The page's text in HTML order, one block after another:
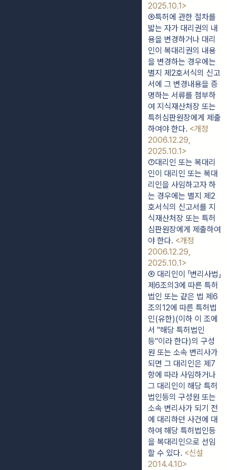
2025.10.1>
⑥특허에 관한 절차를
밟는 자가 대리권의 내
용을 변경하거나 대리
인이 복대리권의 내용
을 변경하는 경우에는
별지 제2호서식의 신고
서에 그 변경내용을 증
명하는 서류를 첨부하
여 지식재산처장 또는
특허심판원장에게 제출
하여야 한다. <개정
2006.12.29,
2025.10.1>
⑦대리인 또는 복대리
인이 대리인 또는 복대
리인을 사임하고자 하
는 경우에는 별지 제2
호서식의 신고서를 지
식재산처장 또는 특허
심판원장에게 제출하여
야 한다. <개정
2006.12.29,
2025.10.1>
⑧ 대리인이 「변리사법」
제6조의3에 따른 특허
법인 또는 같은 법 제6
조의12에 따른 특허법
인(유한)(이하 이 조에
서 "해당 특허법인
등"이라 한다)의 구성
원 또는 소속 변리사가
되면 그 대리인은 제7
항에 따라 사임하거나
그 대리인이 해당 특허
법인등의 구성원 또는
소속 변리사가 되기 전
에 대리하던 사건에 대
하여 해당 특허법인등
을 복대리인으로 선임
할 수 있다. <신설
2014.4.10>